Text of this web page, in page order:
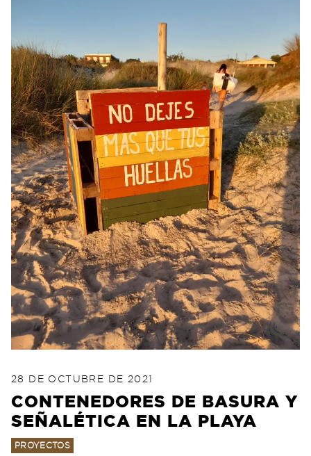
POSTED ON
28 DE OCTUBRE DE 2021
CONTENEDORES DE BASURA Y
SEÑALÉTICA EN LA PLAYA
PROYECTOS